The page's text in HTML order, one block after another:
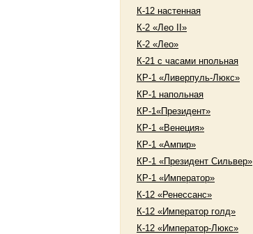
К-12 настенная
К-2 «Лео II»
К-2 «Лео»
К-21 с часами нпольная
КР-1 «Ливерпуль-Люкс»
КР-1 напольная
КР-1«Президент»
КР-1 «Венеция»
КР-1 «Ампир»
КР-1 «Президент Сильвер»
КР-1 «Император»
К-12 «Ренессанс»
К-12 «Император голд»
К-12 «Император-Люкс»